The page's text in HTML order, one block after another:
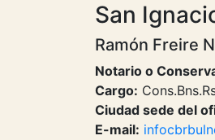
San
Ramón Freire
Notario o
Cargo:
Ciudad sede del
E-mail: